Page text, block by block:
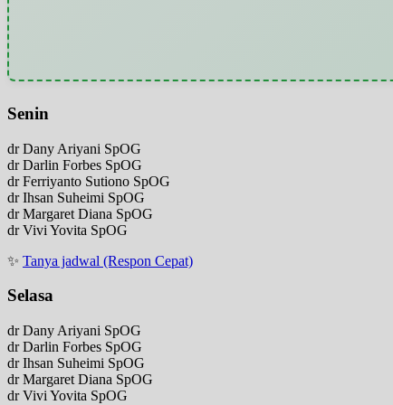
Senin
dr Dany Ariyani SpOG
dr Darlin Forbes SpOG
dr Ferriyanto Sutiono SpOG
dr Ihsan Suheimi SpOG
dr Margaret Diana SpOG
dr Vivi Yovita SpOG
✨ Tanya jadwal (Respon Cepat)
Selasa
dr Dany Ariyani SpOG
dr Darlin Forbes SpOG
dr Ihsan Suheimi SpOG
dr Margaret Diana SpOG
dr Vivi Yovita SpOG